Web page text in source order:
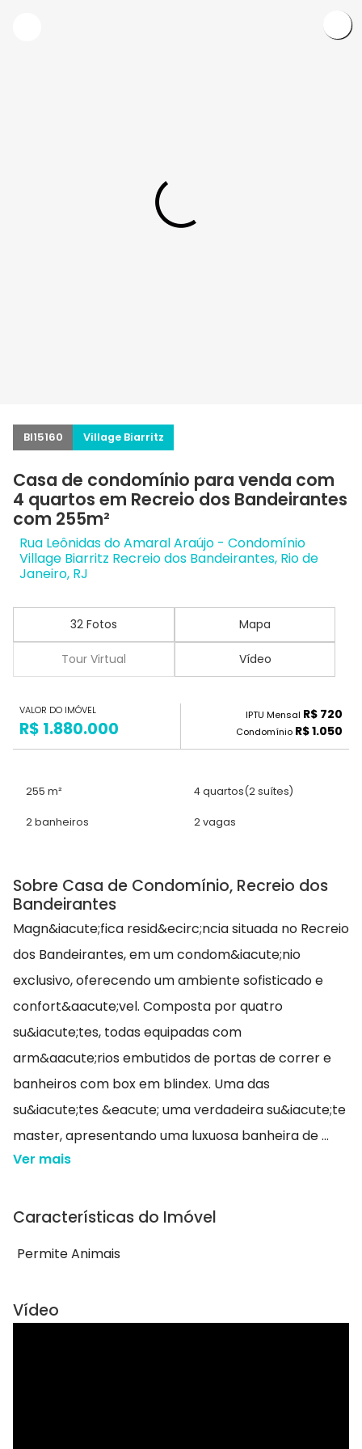
BI15160 Village Biarritz
Casa de condomínio para venda com
4 quartos em Recreio dos Bandeirantes
com 255m²
Rua Leônidas do Amaral Araújo - Condomínio
Village Biarritz Recreio dos Bandeirantes, Rio de
Janeiro, RJ
32 Fotos Mapa
Tour Virtual Vídeo
VALOR DO IMÓVEL
R$ 1.880.000
IPTU Mensal R$ 720
Condomínio R$ 1.050
255 m² 4 quartos(2 suítes)
2 banheiros 2 vagas
Sobre Casa de Condomínio, Recreio dos
Bandeirantes
Magn&iacute;fica resid&ecirc;ncia situada no Recreio
dos Bandeirantes, em um condom&iacute;nio
exclusivo, oferecendo um ambiente sofisticado e
confort&aacute;vel. Composta por quatro
su&iacute;tes, todas equipadas com
arm&aacute;rios embutidos de portas de correr e
banheiros com box em blindex. Uma das
su&iacute;tes &eacute; uma verdadeira su&iacute;te
master, apresentando uma luxuosa banheira de ...
Ver mais
Características do Imóvel
Permite Animais
Vídeo